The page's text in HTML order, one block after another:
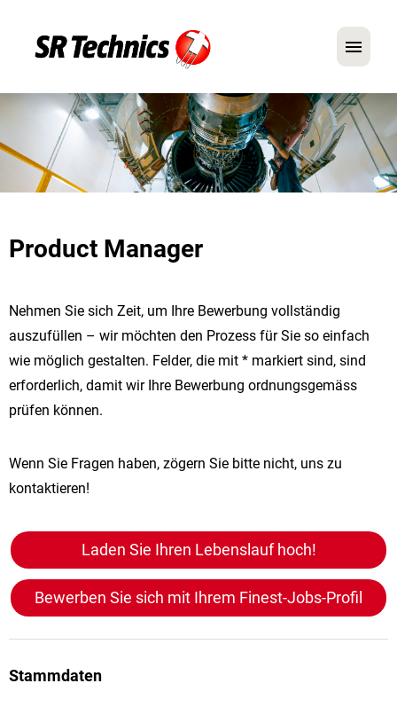
Deutsch Englisch
Im Fokus: Mechaniker-Positionen
Karriere
FAQ
Product Manager
Nehmen Sie sich Zeit, um Ihre Bewerbung vollständig
auszufüllen – wir möchten den Prozess für Sie so einfach
wie möglich gestalten. Felder, die mit * markiert sind, sind
erforderlich, damit wir Ihre Bewerbung ordnungsgemäss
prüfen können.
Wenn Sie Fragen haben, zögern Sie bitte nicht, uns zu
kontaktieren!
Laden Sie Ihren Lebenslauf hoch!
Bewerben Sie sich mit Ihrem Finest-Jobs-Profil
Stammdaten